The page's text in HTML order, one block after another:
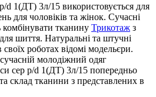
1(ДТ) 3л/15 використовується для
для чоловіків та жінок. Сучасні
тканину Трикотаж з
шиття. Натуральні та штучні
роботах відомі модельєри.
молодіжний одяг
сер p/d 1(ДТ) 3л/15 попередньо
склад тканини з представлених в